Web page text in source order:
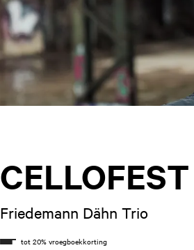
CELLOFEST
Friedemann Dähn Trio